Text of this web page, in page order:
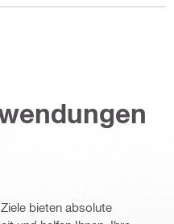
bieten absolute